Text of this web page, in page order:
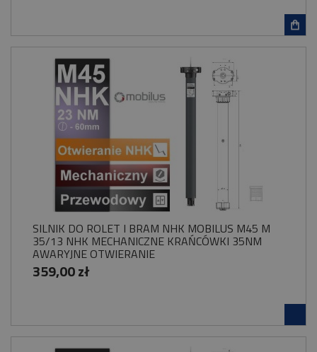
SILNIK DO ROLET I BRAM NHK MOBILUS M45 M
35/13 NHK MECHANICZNE KRAŃCÓWKI 35NM
AWARYJNE OTWIERANIE
359,00 zł